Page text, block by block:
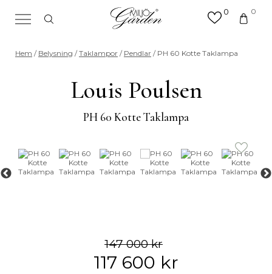
0 0
Sök efter valfri produkt eller
kategori
Hem / Belysning /Taklampor / Pendlar / PH 60 Kotte Taklampa
Louis Poulsen
PH 60 Kotte Taklampa
147 000kr
117 600 kr